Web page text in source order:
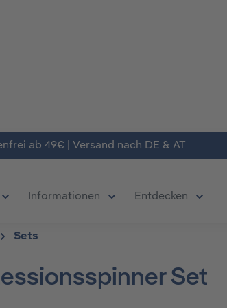
ab 49€ | Versand nach DE & AT
der Kategorie Produkte
das Dropdown der Kategorie Deals
Informationen
Öffne oder Schließe
Entdecken
Öffne
Sets
Set